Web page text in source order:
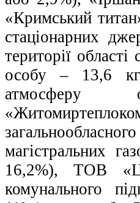
«Кримський
стаціонарних
території
особу – 13,6
магістральних
16,2%), ТОВ
комунального